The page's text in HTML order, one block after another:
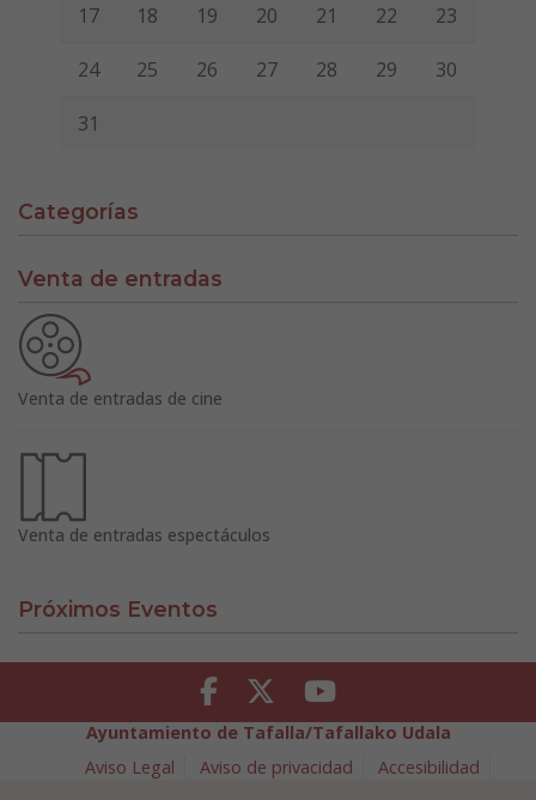
17 18 19 20 21 22 23
24 25 26 27 28 29 30
31
Categorías
Venta de entradas
Venta de entradas de cine
Venta de entradas espectáculos
Próximos Eventos
Facebook Twitter Youtube
Ayuntamiento de Tafalla/Tafallako Udala
Aviso Legal
Aviso de privacidad
Accesibilidad